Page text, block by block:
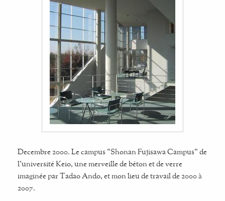
Decembre 2000. Le campus "Shonan Fujisawa Campus" de
l'université Keio, une merveille de béton et de verre
imaginée par Tadao Ando, et mon lieu de travail de 2000 à
2007.